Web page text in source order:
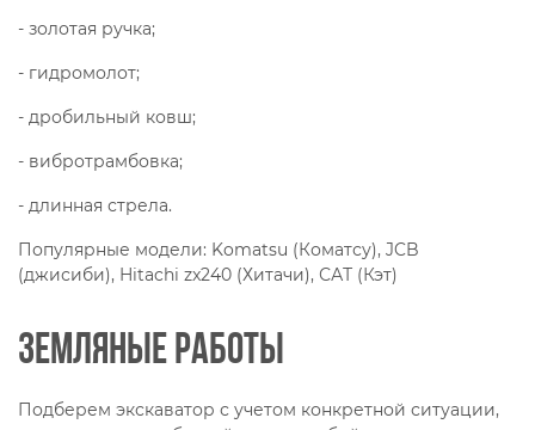
- золотая ручка;
- гидромолот;
- дробильный ковш;
- вибротрамбовка;
- длинная стрела.
Популярные модели: Komatsu (Коматсу), JCB
(джисиби), Hitachi zx240 (Хитачи), САТ (Кэт)
Земляные работы
Подберем экскаватор с учетом конкретной ситуации,